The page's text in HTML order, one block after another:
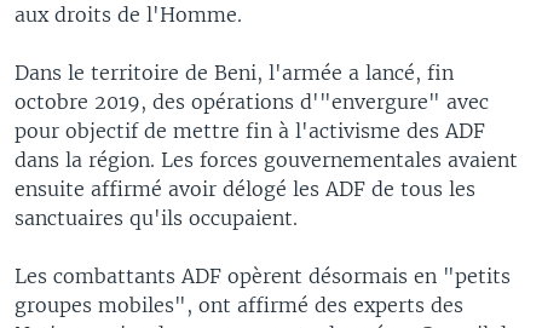
aux droits de l'Homme.
Dans le territoire de Beni, l'armée a lancé, fin
octobre 2019, des opérations d'"envergure" avec
pour objectif de mettre fin à l'activisme des ADF
dans la région. Les forces gouvernementales avaient
ensuite affirmé avoir délogé les ADF de tous les
sanctuaires qu'ils occupaient.
Les combattants ADF opèrent désormais en "petits
groupes mobiles", ont affirmé des experts des